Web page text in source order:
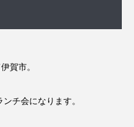
賀市。
チ会になります。